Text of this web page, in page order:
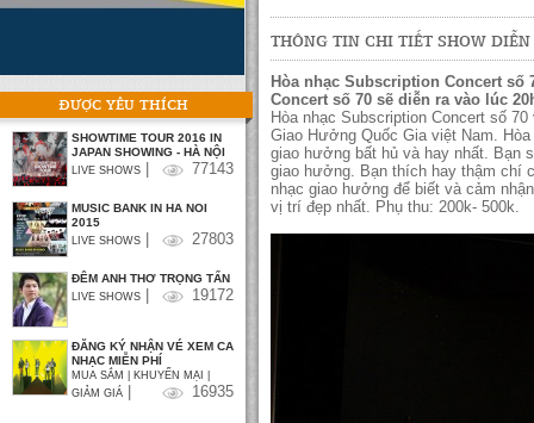
ĐƯỢC YÊU THÍCH
SHOWTIME TOUR 2016 IN
JAPAN SHOWING - HÀ NỘI
LIVE SHOWS 77143
MUSIC BANK IN HA NOI
2015
LIVE SHOWS 27803
ĐÊM ANH THƠ TRỌNG TẤN
LIVE SHOWS 19172
ĐĂNG KÝ NHẬN VÉ XEM CA
NHẠC MIỄN PHÍ
MUA SẮM | KHUYẾN MẠI |
GIẢM GIÁ
16935
THÔNG TIN CHI TIẾT SHOW DIỄN
Hòa nhạc Subscription Concert số
Concert số 70 sẽ diễn ra vào lúc
Hòa nhạc Subscription Concert số
Giao Hưởng Quốc Gia việt Nam.
giao hưởng bất hủ và hay nhất. Bạn
giao hưởng. Bạn thích hay thậm chí
nhạc giao hưởng để biết và cảm
vị trí đẹp nhất. Phụ thu: 200k- 500k.